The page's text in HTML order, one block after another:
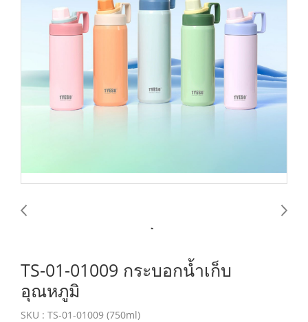
TS-01-01009 กระบอกน้ำเก็บ
อุณหภูมิ
SKU : TS-01-01009 (750ml)